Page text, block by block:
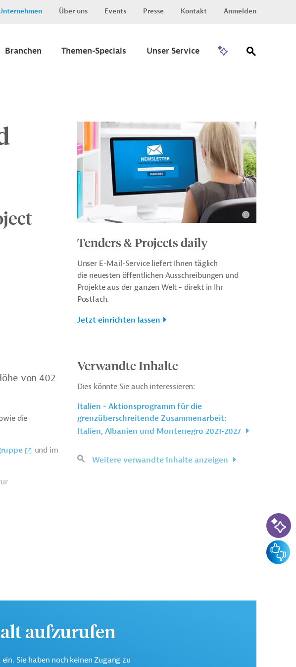
Über uns Events Presse Kontakt Anmelden
Branchen Themen-Specials Unser Service
von 402
die
und im
Tenders & Projects daily
Unser E-Mail-Service liefert Ihnen täglich
die neuesten öffentlichen Ausschreibungen und
Projekte aus der ganzen Welt - direkt in Ihr
Postfach.
Jetzt einrichten lassen
Verwandte Inhalte
Dies könnte Sie auch interessieren:
Italien - Aktionsprogramm für die
grenzüberschreitende Zusammenarbeit:
Italien, Albanien und Montenegro 2021-2027
Weitere verwandte Inhalte anzeigen
aufzurufen
Sie haben noch keinen Zugang zu
KI-